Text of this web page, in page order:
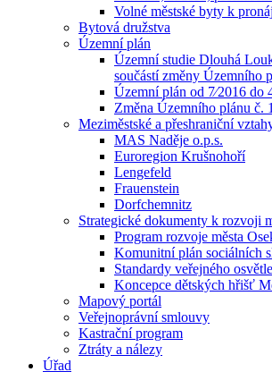
Volné městské byty k
Bytová družstva
Územní plán
Územní studie Dlouhá
součástí změny Územního
Územní plán od 7⁄2016 do
Změna Územního plánu č.
Meziměstské a přeshraniční
MAS Naděje o.p.s.
Euroregion Krušnohoří
Lengefeld
Frauenstein
Dorfchemnitz
Strategické dokumenty k rozvoji
Program rozvoje města
Komunitní plán sociálních
Standardy veřejného
Koncepce dětských hřišť
Mapový portál
Veřejnoprávní smlouvy
Kastrační program
Ztráty a nálezy
Úřad